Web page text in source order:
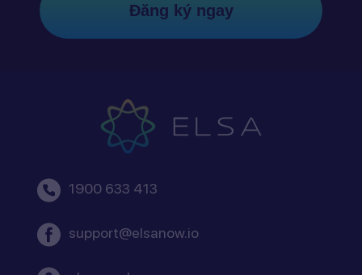
Đăng ký ngay
1900 633 413
support@elsanow.io